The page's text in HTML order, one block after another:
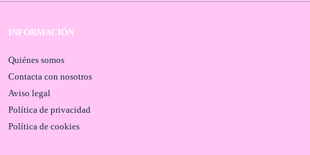
INFORMACIÓN
Quiénes somos
Contacta con nosotros
Aviso legal
Política de privacidad
Política de cookies